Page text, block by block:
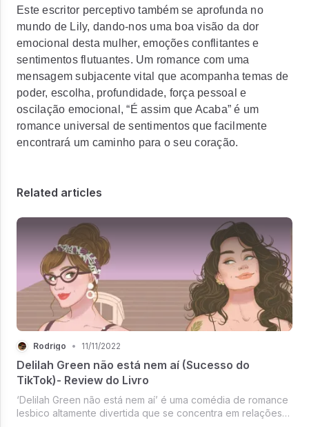
Este escritor perceptivo também se aprofunda no
mundo de Lily, dando-nos uma boa visão da dor
emocional desta mulher, emoções conflitantes e
sentimentos flutuantes. Um romance com uma
mensagem subjacente vital que acompanha temas de
poder, escolha, profundidade, força pessoal e
oscilação emocional, “É assim que Acaba” é um
romance universal de sentimentos que facilmente
encontrará um caminho para o seu coração.
Related articles
Rodrigo • 11/11/2022
Delilah Green não está nem aí (Sucesso do
TikTok)- Review do Livro
‘Delilah Green não está nem aí’ é uma comédia de romance
lesbico altamente divertida que se concentra em relações